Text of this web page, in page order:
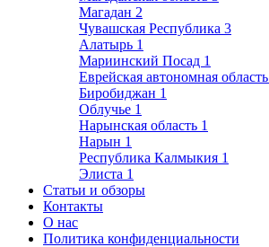
Магадан 2
Чувашская Республика 3
Алатырь 1
Мариинский Посад 1
Еврейская автономная область
Биробиджан 1
Облучье 1
Нарынская область 1
Нарын 1
Республика Калмыкия 1
Элиста 1
Статьи и обзоры
Контакты
О нас
Политика конфиденциальности